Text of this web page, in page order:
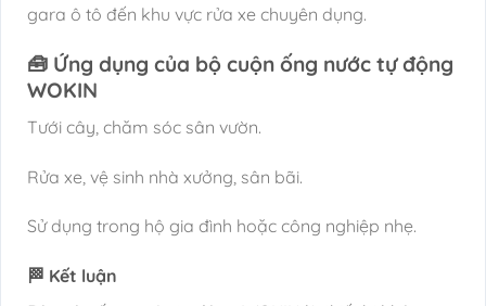
gara ô tô đến khu vực rửa xe chuyên dụng.
🧰 Ứng dụng của bộ cuộn ống nước tự động
WOKIN
Tưới cây, chăm sóc sân vườn.
Rửa xe, vệ sinh nhà xưởng, sân bãi.
Sử dụng trong hộ gia đình hoặc công nghiệp nhẹ.
🏁 Kết luận